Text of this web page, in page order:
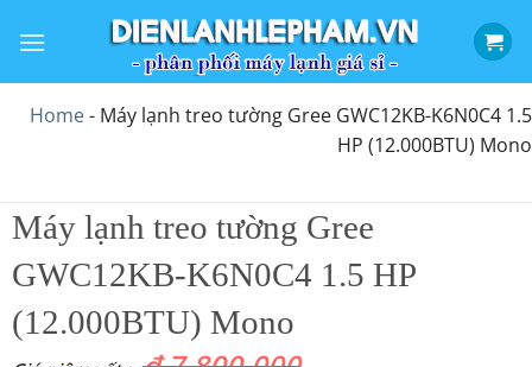
qua
dungHome- Máy lạnh treo tường Gree GWC12KB-K6N0C4 1.5
HP (12.000BTU) Mono
Máy lạnh treo tường Gree
GWC12KB-K6N0C4 1.5 HP
(12.000BTU) Mono